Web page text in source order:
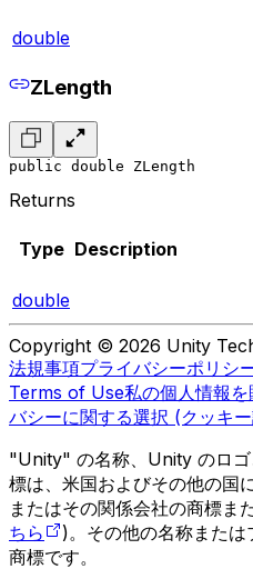
double
ZLength
public double ZLength
Returns
Type Description
double
Copyright © 2026 Unity
法規事項プライバシーポリシ
Terms of Use私の個人情報
バシーに関する選択 (クッキ
"Unity" の名称、Unity のロ
標は、米国およびその他の
またはその関係会社の商標ま
ちら
)。その他の名称また
商標です。